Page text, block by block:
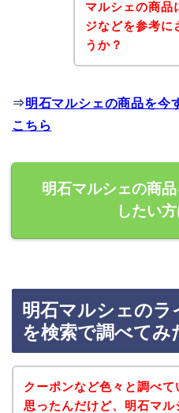
マルシェの商品
ジなどを参考に
うか？
⇒明石マルシェの商品を今
こちら
明石マルシェの商
したい
明石マルシェのラ
を検索で調べてみ
クーポンなど色々と調べて
思ったんだけど、明石マル